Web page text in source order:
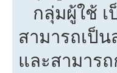
กลุ่มผู้ใช้ เ
สามารถเป็
และสามาร